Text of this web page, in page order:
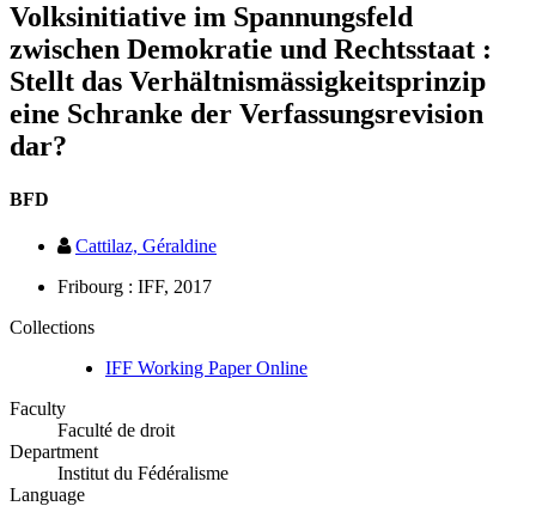
Volksinitiative im Spannungsfeld
zwischen Demokratie und Rechtsstaat :
Stellt das Verhältnismässigkeitsprinzip
eine Schranke der Verfassungsrevision
dar?
BFD
Cattilaz, Géraldine
Fribourg : IFF, 2017
Collections
IFF Working Paper Online
Faculty
Faculté de droit
Department
Institut du Fédéralisme
Language